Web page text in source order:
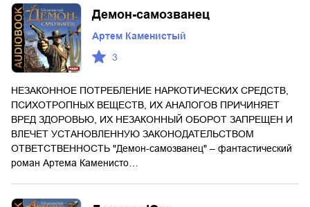
Демон-самозванец
Артем Каменистый
3
НЕЗАКОННОЕ ПОТРЕБЛЕНИЕ НАРКОТИЧЕСКИХ СРЕДСТВ,
ПСИХОТРОПНЫХ ВЕЩЕСТВ, ИХ АНАЛОГОВ ПРИЧИНЯЕТ
ВРЕД ЗДОРОВЬЮ, ИХ НЕЗАКОННЫЙ ОБОРОТ ЗАПРЕЩЕН И
ВЛЕЧЕТ УСТАНОВЛЕННУЮ ЗАКОНОДАТЕЛЬСТВОМ
ОТВЕТСТВЕННОСТЬ "Демон-самозванец" – фантастический
роман Артема Каменисто…